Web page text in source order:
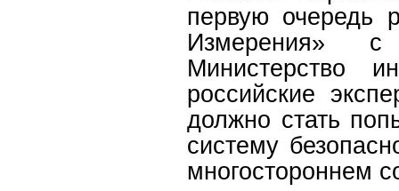
первую очередь
Измерения» с
Министерство
российские
должно стать
систему
многостороннем